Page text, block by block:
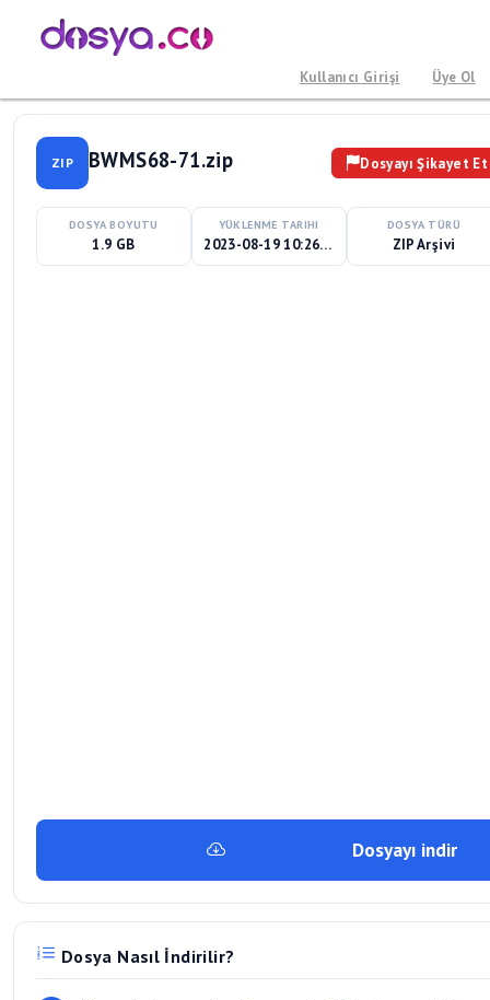
Kullanıcı Girişi Üye Ol
ZIP BWMS68-71.zip Dosyayı Şikayet Et
DOSYA BOYUTU
1.9 GB
YÜKLENME TARIHI
2023-08-19 10:26:54
DOSYA TÜRÜ
ZIP Arşivi
Dosyayı indir
Dosya Nasıl İndirilir?